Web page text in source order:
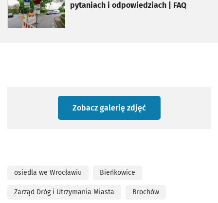
pytaniach i odpowiedziach | FAQ
Zobacz galerię zdjęć
osiedla we Wrocławiu Bieńkowice
Zarząd Dróg i Utrzymania Miasta Brochów